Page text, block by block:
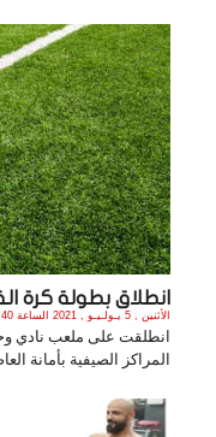
انطلاق بطولة كرة
الأثنين , 5 يـولـيـو , 2021 الساعة 7:09:40 PM
انطلقت على ملعب نادي
المراكز الصيفية بأمانة